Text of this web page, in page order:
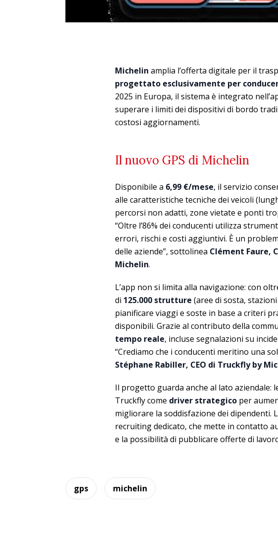
Michelin amplia l’offerta digitale per il
progettato esclusivamente per
2025 in Europa, il sistema è integrato
superare i limiti dei dispositivi di bordo
costosi aggiornamenti.
Il nuovo GPS di Michelin
Disponibile a 6,99 €/mese, il servizio
alle caratteristiche tecniche dei veicoli
percorsi non adatti, zone vietate e ponti
“Oltre l’86% dei conducenti utilizza
errori, rischi e costi aggiuntivi. È un
delle aziende”, sottolinea Clément Faure,
Michelin.
L’app non si limita alla navigazione: con
di 125.000 strutture (aree di sosta,
pianificare viaggi e soste in base a criteri
disponibili. Grazie al contributo della
tempo reale, incluse segnalazioni su
“Crediamo che i conducenti meritino una
Stéphane Rabiller, CEO di Truckfly by
Il progetto guarda anche al lato
Truckfly come driver strategico per
migliorare la soddisfazione dei dipendenti.
recruiting dedicato, che mette in contatto
e la possibilità di pubblicare offerte di
gps michelin